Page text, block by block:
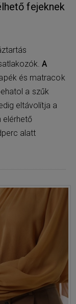
fejeknek
A
és matracok
a szűk
eltávolítja a
elérhető
alatt